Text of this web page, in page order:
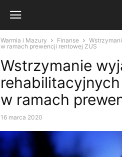
Warmia i Mazury Finanse
w ramach prewencji rentowej ZUS
Wstrzymanie
w ramach
16 marca 2020